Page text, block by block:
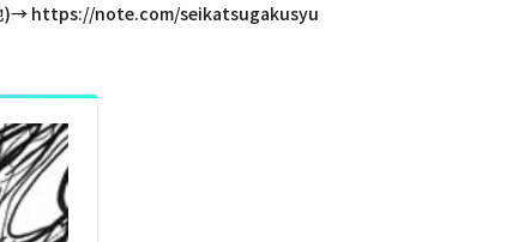
https://note.com/seikatsugakusyu